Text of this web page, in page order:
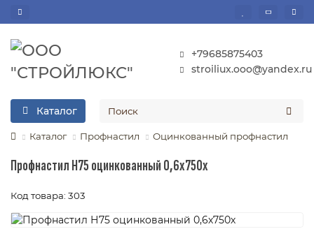
+79685875403
stroiliux.ooo@yandex.ru
Каталог
Каталог Профнастил Оцинкованный профнастил
Профнастил Н75 оцинкованный 0,6х750х
Код товара: 303